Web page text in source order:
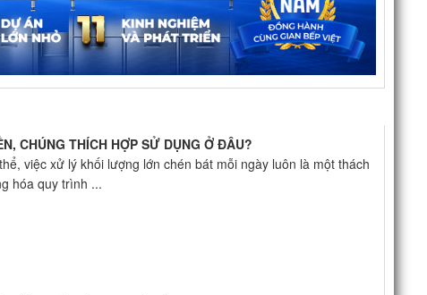
CHÚNG THÍCH HỢP SỬ DỤNG Ở ĐÂU?
việc xử lý khối lượng lớn chén bát mỗi ngày luôn là một thách
hóa quy trình ...